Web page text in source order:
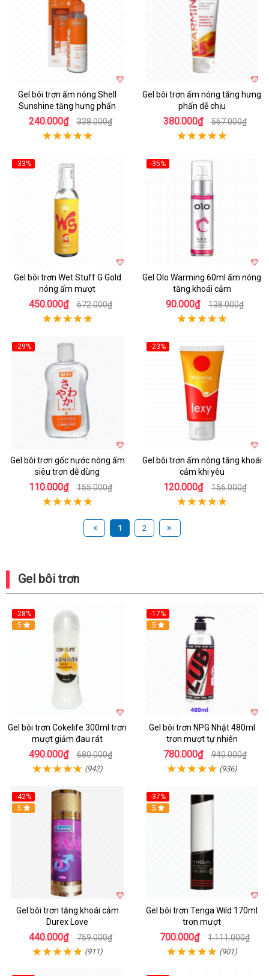
Gel bôi trơn ấm nóng Shell
Sunshine tăng hưng phấn
240.000₫ 338.000₫
Gel bôi trơn ấm nóng tăng hưng
phấn dễ chịu
380.000₫ 567.000₫
-33%
Gel bôi trơn Wet Stuff G Gold
nóng ấm mượt
450.000₫ 672.000₫
-35%
Gel Olo Warming 60ml ấm nóng
tăng khoái cảm
90.000₫ 138.000₫
-29%
Gel bôi trơn gốc nước nóng ấm
siêu trơn dễ dùng
110.000₫ 155.000₫
-23%
Gel bôi trơn ấm nóng tăng khoái
cảm khi yêu
120.000₫ 156.000₫
1 2
Gel bôi trơn
-28%
Hot
5
Gel bôi trơn Cokelife 300ml trơn
mượt giảm đau rát
490.000₫ 680.000₫
(942)
-17%
Hot
5
Gel bôi trơn NPG Nhật 480ml
trơn mượt tự nhiên
780.000₫ 940.000₫
(936)
-42%
5
Gel bôi trơn tăng khoái cảm
Durex Love
440.000₫ 759.000₫
(911)
-37%
5
Gel bôi trơn Tenga Wild 170ml
trơn mượt
700.000₫ 1.111.000₫
(901)